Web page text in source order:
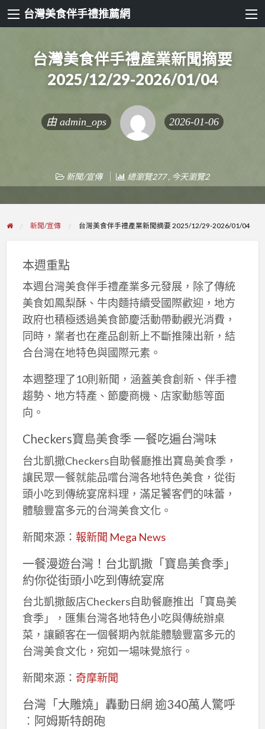
台灣美食伴手禮推薦網
台灣美食伴手禮產業新聞摘要
2025/12/29-2026/01/04
由 admin_ops 2026-01-06
新聞/宣傳 總瀏覽277 , 今天瀏覽2
新聞/宣傳 台灣美食伴手禮產業新聞摘要 2025/12/29-2026/01/04
本週重點
本週台灣美食伴手禮產業多元發展，除了傳統
美食如鳳梨酥、牛肉麵持續受國際歡迎，地方
政府也積極透過美食節慶活動帶動觀光消費，
同時，業者也在產品創新上不斷推陳出新，結
合台灣在地特色與國際元素。
本週整理了10則新聞，涵蓋美食創新、伴手禮
趨勢、地方特產、節慶商機、店家動態等面
向。
Checkers寶島美食季 一餐吃遍台灣味
台北凱撒Checkers自助餐廳推出寶島美食季，
讓民眾一餐就能品嚐台灣各地特色美食，從街
頭小吃到傳統宴席料理，滿足饕客們的味蕾，
體驗豐富多元的台灣美食文化。
新聞來源： 報新聞 Mega News
一餐漫遊台灣！台北凱撒「寶島美食季」
約你從街頭小吃到傳統宴席
台北凱撒飯店Checkers自助餐廳推出「寶島美
食季」，匯集台灣各地特色小吃與傳統辦桌
菜，讓顧客在一個餐期內就能體驗豐富多元的
台灣美食文化，宛如一場味覺旅行。
新聞來源： 奇摩新聞
台灣「大雕燒」轟動日網 逾340萬人驚呼
︰阿姆斯特朗砲